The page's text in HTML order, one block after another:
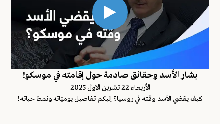
بشار الأسد وحقائق صادمة حول إقامته في موسكو!
اﻷربعاء 22 تشرين الاول 2025
كيف يقضي الأسد وقته في روسيا؟ إليكم تفاصيل يوميّاته ونمط حياته!